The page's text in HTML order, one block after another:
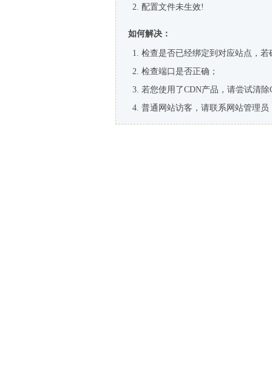
配置文件未生效!
如何解决：
检查是否已经绑定到对应站点，
检查端口是否正确；
若您使用了CDN产品，请尝试清除
普通网站访客，请联系网站管理员